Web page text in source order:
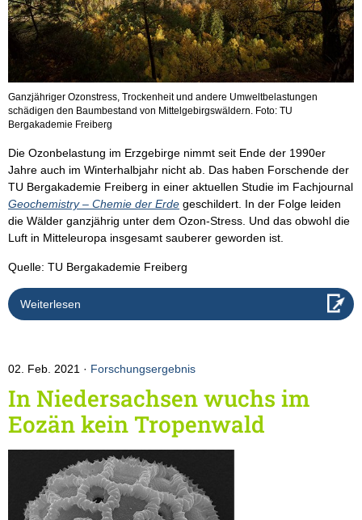
Ganzjähriger Ozonstress, Trockenheit und andere Umweltbelastungen
schädigen den Baumbestand von Mittelgebirgswäldern. Foto: TU
Bergakademie Freiberg
Die Ozonbelastung im Erzgebirge nimmt seit Ende der 1990er
Jahre auch im Winterhalbjahr nicht ab. Das haben Forschende der
TU Bergakademie Freiberg in einer aktuellen Studie im Fachjournal
Geochemistry – Chemie der Erde geschildert. In der Folge leiden
die Wälder ganzjährig unter dem Ozon-Stress. Und das obwohl die
Luft in Mitteleuropa insgesamt sauberer geworden ist.
Quelle: TU Bergakademie Freiberg
Weiterlesen
02. Feb. 2021 Forschungsergebnis
In Niedersachsen wuchs im
Eozän kein Tropenwald